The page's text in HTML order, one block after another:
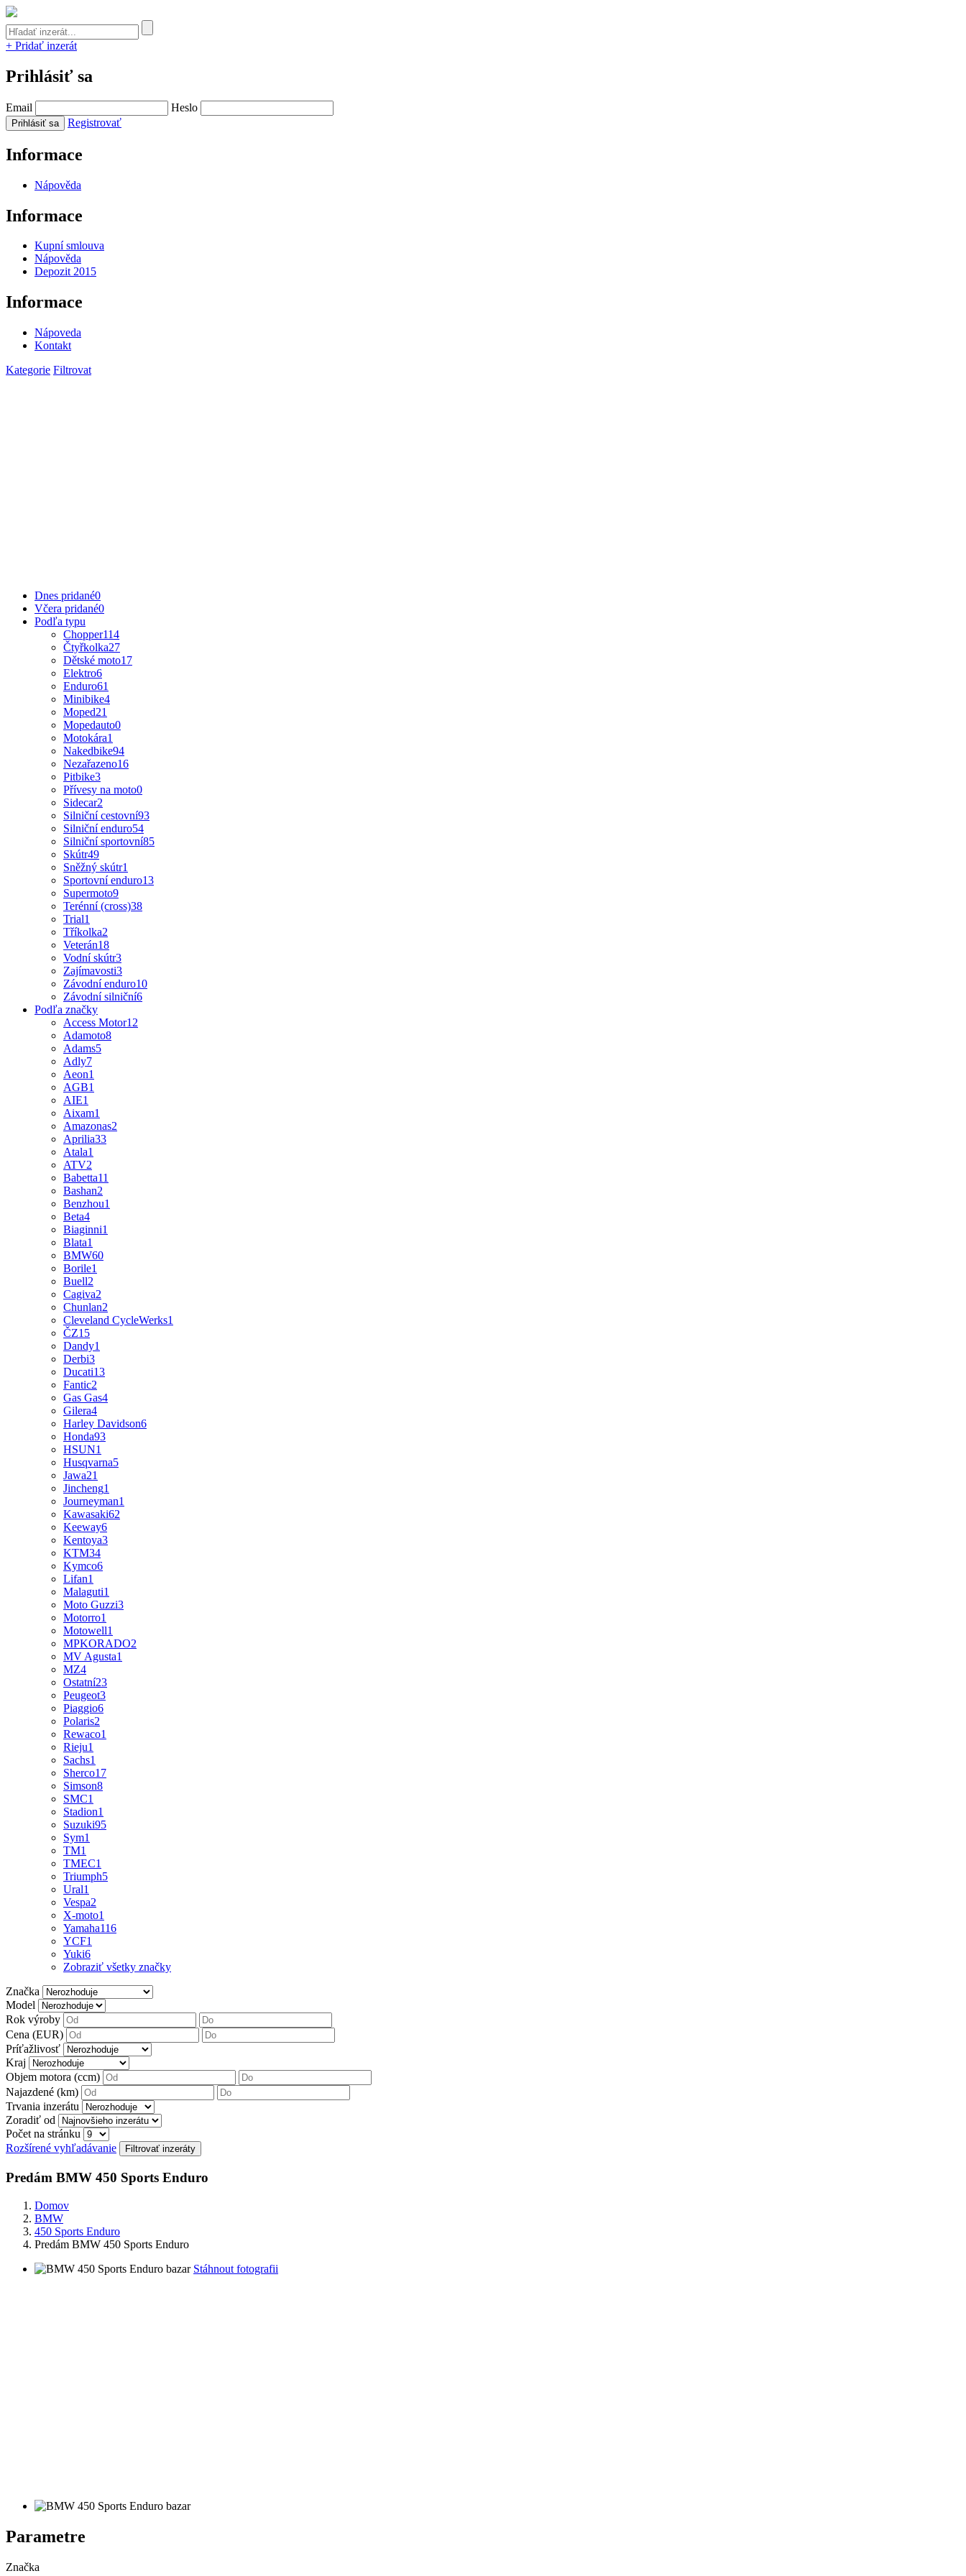
+ Pridať inzerát
Prihlásiť sa
Email
Heslo
Registrovať
Informace
Nápověda
Informace
Kupní smlouva
Nápověda
Depozit 2015
Informace
Nápoveda
Kontakt
Kategorie Filtrovat
Dnes pridané0
Včera pridané0
Podľa typu
Chopper114
Čtyřkolka27
Dětské moto17
Elektro6
Enduro61
Minibike4
Moped21
Mopedauto0
Motokára1
Nakedbike94
Nezařazeno16
Pitbike3
Přívesy na moto0
Sidecar2
Silniční cestovní93
Silniční enduro54
Silniční sportovní85
Skútr49
Sněžný skútr1
Sportovní enduro13
Supermoto9
Terénní (cross)38
Trial1
Tříkolka2
Veterán18
Vodní skútr3
Zajímavosti3
Závodní enduro10
Závodní silniční6
Podľa značky
Access Motor12
Adamoto8
Adams5
Adly7
Aeon1
AGB1
AIE1
Aixam1
Amazonas2
Aprilia33
Atala1
ATV2
Babetta11
Bashan2
Benzhou1
Beta4
Biaginni1
Blata1
BMW60
Borile1
Buell2
Cagiva2
Chunlan2
Cleveland CycleWerks1
ČZ15
Dandy1
Derbi3
Ducati13
Fantic2
Gas Gas4
Gilera4
Harley Davidson6
Honda93
HSUN1
Husqvarna5
Jawa21
Jincheng1
Journeyman1
Kawasaki62
Keeway6
Kentoya3
KTM34
Kymco6
Lifan1
Malaguti1
Moto Guzzi3
Motorro1
Motowell1
MPKORADO2
MV Agusta1
MZ4
Ostatní23
Peugeot3
Piaggio6
Polaris2
Rewaco1
Rieju1
Sachs1
Sherco17
Simson8
SMC1
Stadion1
Suzuki95
Sym1
TM1
TMEC1
Triumph5
Ural1
Vespa2
X-moto1
Yamaha116
YCF1
Yuki6
Zobraziť všetky značky
Značka
Model
Rok výroby
Cena (EUR)
Príťažlivosť
Kraj
Objem motora (ccm)
Najazdené (km)
Trvania inzerátu
Zoradiť od
Počet na stránku
Rozšírené vyhľadávanie
Predám BMW 450 Sports Enduro
Domov
BMW
450 Sports Enduro
Predám BMW 450 Sports Enduro
Stáhnout fotografii
Parametre
Značka